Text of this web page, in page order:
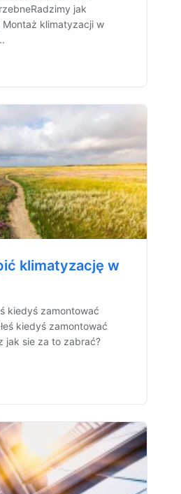
jak
klimatyzacji w
klimatyzację w
kiedyś zamontować
kiedyś zamontować
jak sie za to zabrać?